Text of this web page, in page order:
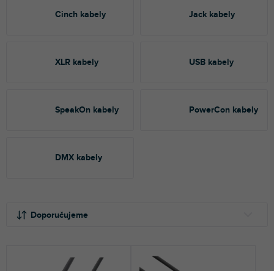
Cinch kabely Jack kabely
XLR kabely USB kabely
SpeakOn kabely PowerCon kabely
DMX kabely
Doporučujeme